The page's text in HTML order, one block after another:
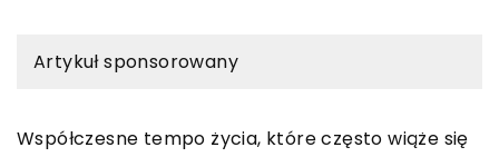
Artykuł sponsorowany
Współczesne tempo życia, które często wiąże się